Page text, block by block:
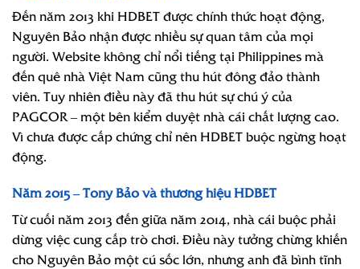
Đến năm 2013 khi HDBET được chính thức hoạt động,
Nguyên Bảo nhận được nhiều sự quan tâm của mọi
người. Website không chỉ nổi tiếng tại Philippines mà
đến quê nhà Việt Nam cũng thu hút đông đảo thành
viên. Tuy nhiên điều này đã thu hút sự chú ý của
PAGCOR – một bên kiểm duyệt nhà cái chất lượng cao.
Vì chưa được cấp chứng chỉ nên HDBET buộc ngừng hoạt
động.
Năm 2015 – Tony Bảo và thương hiệu HDBET
Từ cuối năm 2013 đến giữa năm 2014, nhà cái buộc phải
dừng việc cung cấp trò chơi. Điều này tưởng chừng khiến
cho Nguyên Bảo một cú sốc lớn, nhưng anh đã bình tĩnh